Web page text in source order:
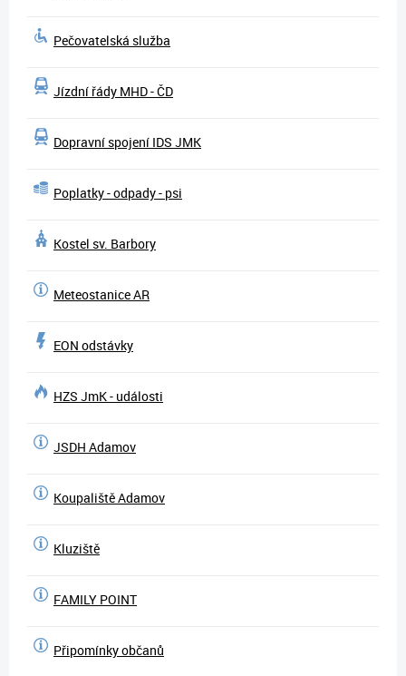
Pečovatelská služba
Jízdní řády MHD - ČD
Dopravní spojení IDS JMK
Poplatky - odpady - psi
Kostel sv. Barbory
Meteostanice AR
EON odstávky
HZS JmK - události
JSDH Adamov
Koupaliště Adamov
Kluziště
FAMILY POINT
Připomínky občanů